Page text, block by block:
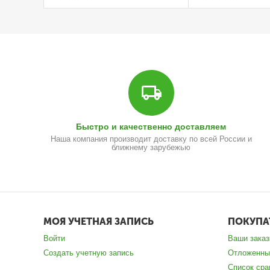
Быстро и качественно доставляем
Наша компания производит доставку по всей России и
ближнему зарубежью
МОЯ УЧЕТНАЯ ЗАПИСЬ
Войти
Создать учетную запись
Ваши
Список